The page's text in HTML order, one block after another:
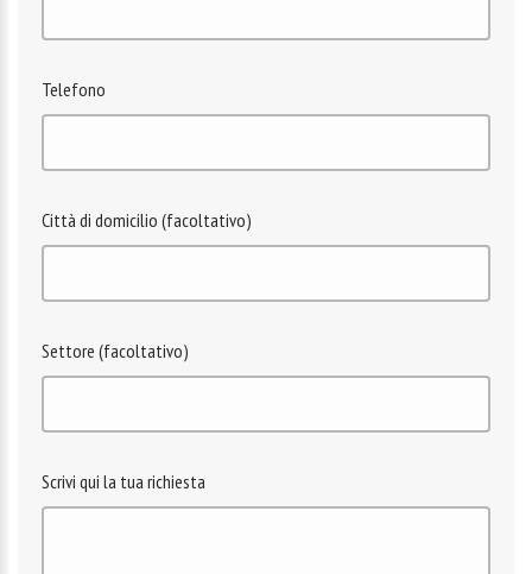
Telefono
Città di domicilio (facoltativo)
Settore (facoltativo)
Scrivi qui la tua richiesta